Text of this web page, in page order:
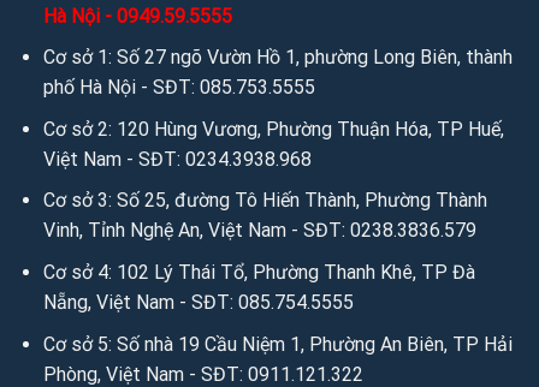
Facebook:facebook.com/salevip1102
Youtube: youtube.com/@anhvaigiada
Website:https://anhvaigiada.vn/
/ anhvaigiada.com / anhvaigiada.net / anhsimili.com /
hsimili.vn/ anhsimili.com.vn/ sofaanh.vn
3. Kết nối miễn phí để tìm hiểu sâu hơn qua Email:
Email:sales.anhvaigiada@gmail.com/ngochanjsc2016@g
mail.com/ nhandisc@yahoo.com
Hà Nội - 0949.59.5555
Cơ sở 1: Số 27 ngõ Vườn Hồ 1, phường Long Biên, thành
phố Hà Nội - SĐT: 085.753.5555
Cơ sở 2: 120 Hùng Vương, Phường Thuận Hóa, TP Huế,
Việt Nam - SĐT: 0234.3938.968
Cơ sở 3: Số 25, đường Tô Hiến Thành, Phường Thành
Vinh, Tỉnh Nghệ An, Việt Nam - SĐT: 0238.3836.579
Cơ sở 4: 102 Lý Thái Tổ, Phường Thanh Khê, TP Đà
Nẵng, Việt Nam - SĐT: 085.754.5555
Cơ sở 5: Số nhà 19 Cầu Niệm 1, Phường An Biên, TP Hải
Phòng, Việt Nam - SĐT: 0911.121.322